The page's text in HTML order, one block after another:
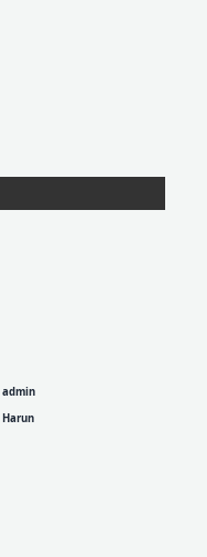
admin
Harun